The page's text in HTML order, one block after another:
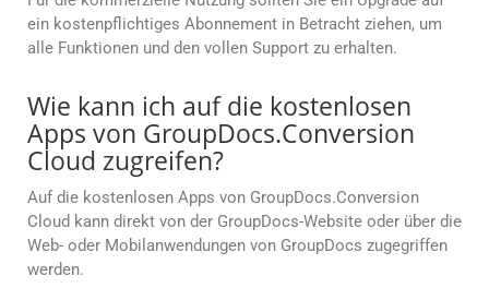
ein kostenpflichtiges Abonnement in Betracht ziehen, um
alle Funktionen und den vollen Support zu erhalten.
Wie kann ich auf die kostenlosen
Apps von GroupDocs.Conversion
Cloud zugreifen?
Auf die kostenlosen Apps von GroupDocs.Conversion
Cloud kann direkt von der GroupDocs-Website oder über die
Web- oder Mobilanwendungen von GroupDocs zugegriffen
werden.